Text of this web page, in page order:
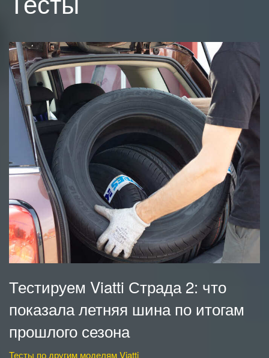
Тестируем Viatti Страда 2: что
показала летняя шина по итогам
прошлого сезона
Тесты по другим моделям Viatti